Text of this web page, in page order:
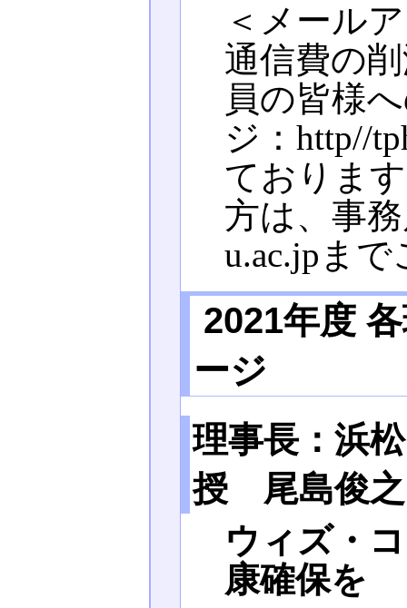
＜メール
通信費の
員の皆様
ジ：http//
ておりま
方は、事務
u.ac.jpま
2021年度
ージ
理事長：浜
授 尾島俊之
ウィズ・
康確保を